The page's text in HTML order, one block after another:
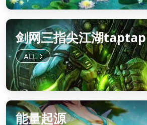
剑网三指尖江湖taptap
能量起源